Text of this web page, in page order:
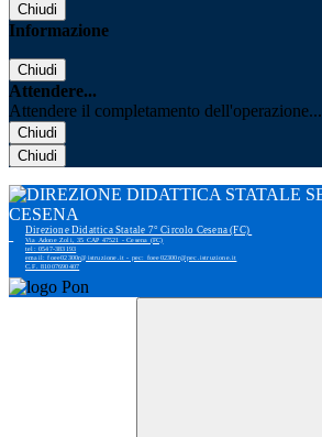
Chiudi
Informazione
Chiudi
Attendere...
Attendere il completamento dell'operazione...
Chiudi
Chiudi
Direzione Didattica Statale 7° Circolo Cesena (FC)
Via Adone Zoli, 35 CAP 47521 - Cesena (FC)
tel: 0547-383193
email: foee02300r@istruzione.it - pec: foee02300r@pec.istruzione.it
C.F. 81007690407